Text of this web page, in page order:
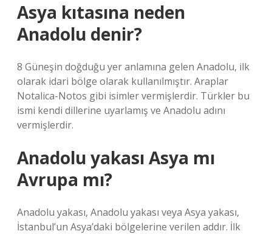
Asya kıtasına neden
Anadolu denir?
8 Güneşin doğduğu yer anlamına gelen Anadolu, ilk
olarak idari bölge olarak kullanılmıştır. Araplar
Notalica-Notos gibi isimler vermişlerdir. Türkler bu
ismi kendi dillerine uyarlamış ve Anadolu adını
vermişlerdir.
Anadolu yakası Asya mı
Avrupa mı?
Anadolu yakası, Anadolu yakası veya Asya yakası,
İstanbul’un Asya’daki bölgelerine verilen addır. İlk